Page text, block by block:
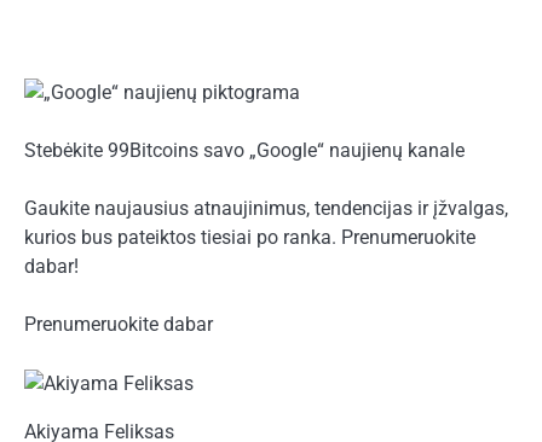
Stebėkite 99Bitcoins savo „Google“ naujienų kanale
Gaukite naujausius atnaujinimus, tendencijas ir įžvalgas,
kurios bus pateiktos tiesiai po ranka. Prenumeruokite
dabar!
Prenumeruokite dabar
Akiyama Feliksas